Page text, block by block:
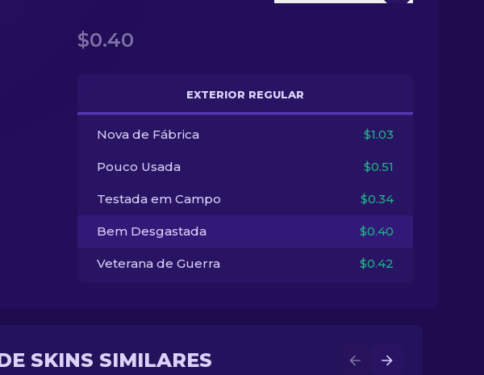
$0.40
EXTERIOR REGULAR
Nova de Fábrica $1.03
Pouco Usada $0.51
Testada em Campo $0.34
Bem Desgastada $0.40
Veterana de Guerra $0.42
SKINS SIMILARES